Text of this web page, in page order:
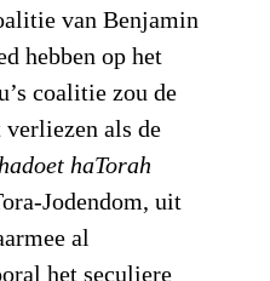
van Benjamin
hebben op het
coalitie zou de
verliezen als de
haTorah
Jodendom, uit
al
het seculiere